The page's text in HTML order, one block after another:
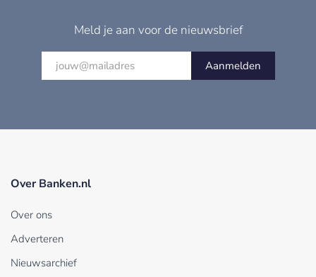
Meld je aan voor de nieuwsbrief
Aanmelden
Over Banken.nl
Over ons
Adverteren
Nieuwsarchief